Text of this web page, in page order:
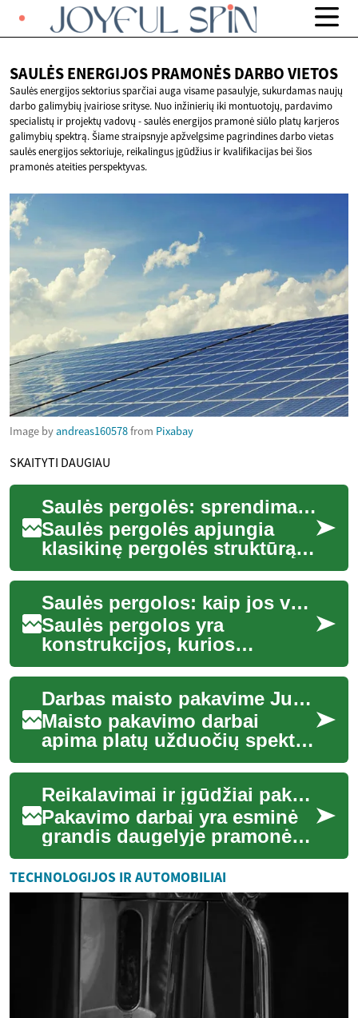
SAULĖS ENERGIJOS PRAMONĖSDARBO VIETOS
Saulės energijos sektorius sparčiai auga visame pasaulyje, sukurdamas naujų
darbo galimybių įvairiose srityse. Nuo inžinierių iki montuotojų, pardavimo
specialistų ir projektų vadovų - saulės energijos pramonė siūlo platų karjeros
galimybių spektrą. Šiame straipsnyje apžvelgsime pagrindines darbo vietas
saulės energijos sektoriuje, reikalingus įgūdžius ir kvalifikacijas bei šios
pramonės ateities perspektyvas.
Image byandreas160578from Pixabay
SKAITYTI DAUGIAU
Saulės pergolės: sprendimas sodui ir namui
Saulės pergolės apjungia
klasikinę pergolės struktūrą
su saulės energiją
generuojančiomis
technologijomis,
suteikdamo...
Saulės pergolos: kaip jos veikia sodui ir namui
Saulės pergolos yra
konstrukcijos, kurios
sujungia tradicinį lauko
erdvės apdailą su saulės
modulių funkcionalumu. Jo...
Darbas maisto pakavime Jungtinėje Karalystėje
Maisto pakavimo darbai
apima platų užduočių spektrą
— nuo produktų rūšiavimo ir
dozavimo iki etikečių
klijavimo bei p...
Reikalavimai ir įgūdžiai pakavimo darbui
Pakavimo darbai yra esminė
grandis daugelyje pramonės
šakų, užtikrinanti, kad
produktai saugiai pasiektų
vartotojus. ...
TECHNOLOGIJOS IR AUTOMOBILIAI